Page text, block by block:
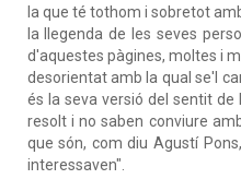
la que té tothom i sobretot
la llegenda de les seves
d'aquestes pàgines, moltes i
desorientat amb la qual se'l
és la seva versió del sentit
resolt i no saben conviure
que són, com diu Agustí
interessaven".